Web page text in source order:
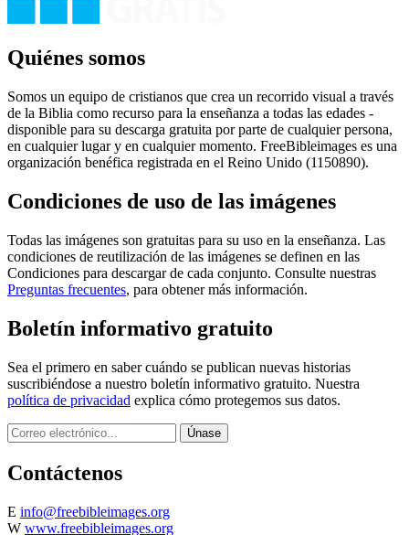
Quiénes somos
Somos un equipo de cristianos que crea un recorrido visual a través
de la Biblia como recurso para la enseñanza a todas las edades -
disponible para su descarga gratuita por parte de cualquier persona,
en cualquier lugar y en cualquier momento. FreeBibleimages es una
organización benéfica registrada en el Reino Unido (1150890).
Condiciones de uso de las imágenes
Todas las imágenes son gratuitas para su uso en la enseñanza. Las
condiciones de reutilización de las imágenes se definen en las
Condiciones para descargar de cada conjunto. Consulte nuestras
Preguntas frecuentes, para obtener más información.
Boletín informativo gratuito
Sea el primero en saber cuándo se publican nuevas historias
suscribiéndose a nuestro boletín informativo gratuito. Nuestra
política de privacidad explica cómo protegemos sus datos.
Contáctenos
E info@freebibleimages.org
W www.freebibleimages.org